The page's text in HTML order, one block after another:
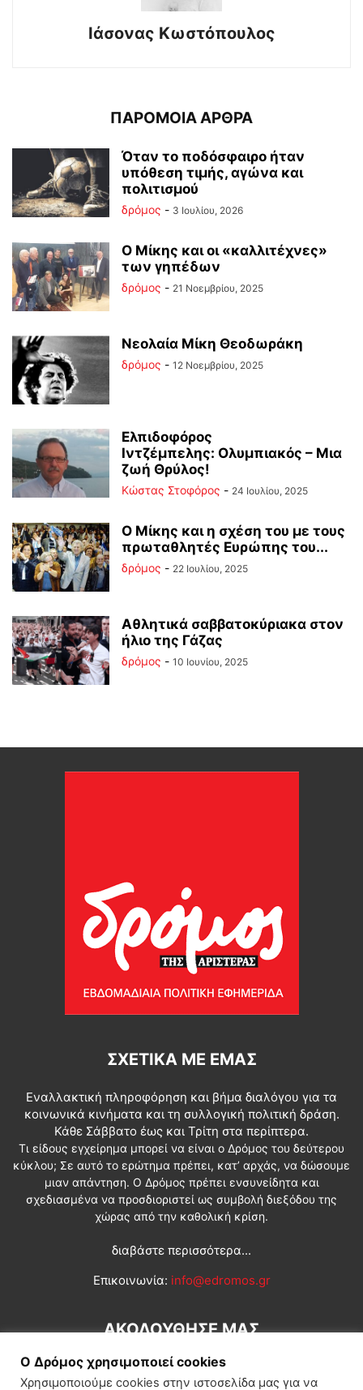
Ιάσονας Κωστόπουλος
ΠΑΡΟΜΟΙΑ ΑΡΘΡΑ
Όταν το ποδόσφαιρο ήταν
υπόθεση τιμής, αγώνα και
πολιτισμού
δρόμος - 3 Ιουλίου, 2026
Ο Μίκης και οι «καλλιτέχνες»
των γηπέδων
δρόμος - 21 Νοεμβρίου, 2025
Νεολαία Μίκη Θεοδωράκη
δρόμος - 12 Νοεμβρίου, 2025
Ελπιδοφόρος
Ιντζέμπελης: Ολυμπιακός – Μια
ζωή Θρύλος!
Κώστας Στοφόρος - 24 Ιουλίου, 2025
Ο Μίκης και η σχέση του με τους
πρωταθλητές Ευρώπης του...
δρόμος - 22 Ιουλίου, 2025
Αθλητικά σαββατοκύριακα στον
ήλιο της Γάζας
δρόμος - 10 Ιουνίου, 2025
ΣΧΕΤΙΚΆ ΜΕ ΕΜΆΣ
Εναλλακτική πληροφόρηση και βήμα διαλόγου για τα
κοινωνικά κινήματα και τη συλλογική πολιτική δράση.
Κάθε Σάββατο έως και Τρίτη στα περίπτερα.
Τι είδους εγχείρημα μπορεί να είναι ο Δρόμος του δεύτερου
κύκλου; Σε αυτό το ερώτημα πρέπει, κατ’ αρχάς, να δώσουμε
μιαν απάντηση. Ο Δρόμος πρέπει ενσυνείδητα και
σχεδιασμένα να προσδιοριστεί ως συμβολή διεξόδου της
χώρας από την καθολική κρίση.
διαβάστε περισσότερα...
Επικοινωνία: info@edromos.gr
ΑΚΟΛΟΥΘΗΣΕ ΜΑΣ
Ο Δρόμος χρησιμοποιεί cookies
Χρησιμοποιούμε cookies στην ιστοσελίδα μας για να